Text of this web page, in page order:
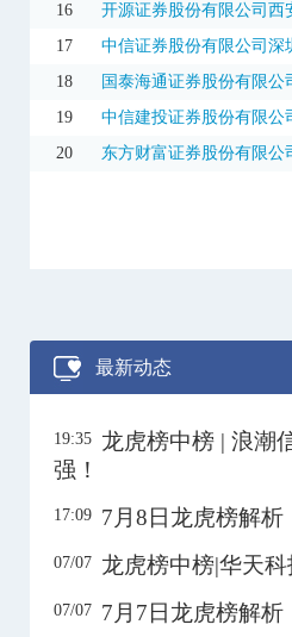
300454 深信服
3日 300821 东岳硅材
301237 和顺科技
3日 301321
301520 万邦医药
600350 山东高速
16
开源证券股份有限公司西
17
中信证券股份有限公司深
18
国泰海通证券股份有限公
19
中信建投证券股份有限公
20
东方财富证券股份有限公
最新动态
19:35 龙虎榜中榜 | 浪潮
强！
17:09 7月8日龙虎榜解
07/07 龙虎榜中榜|华天
07/07 7月7日龙虎榜解